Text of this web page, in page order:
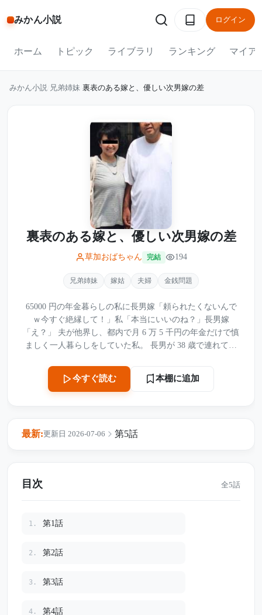
みかん小説 ログイン
ホーム トピック ライブラリ ランキング マイア
みかん小説 兄弟姉妹 裏表のある嫁と、優しい次男嫁の差
裏表のある嫁と、優しい次男嫁の差
草加おばちゃん 完結 194
兄弟姉妹 嫁姑 夫婦 金銭問題
65000 円の年金暮らしの私に長男嫁「頼られたくないんで
ｗ今すぐ絶縁して！」私「本当にいいのね？」長男嫁
「え？」 夫が他界し、都内で月 6 万 5 千円の年金だけで慎
ましく一人暮らしをしていた私。 長男が 38 歳で連れてき
のに、入籍祝いにルクルーゼの食器セットを渡した瞬間、
態度が一変した。 「結婚祝いは最低 100 万円の現金が普
通」 年金生活の私を貧乏人と見下し、ソファにふんぞり返
証人が必要で仕方なく彼女に来てもらった時も、「わざわ
後悔しないの？」と確認するも、彼女は「年金暮らしの貧
優しい次男嫁。車が故障し電車で大量の食材を運んでくれ
の車を見た絶縁済みの長男嫁が突然家に押しかけ、大声で
など買えるはずがない、私がお金を渡したのが許せないと
今すぐ読む 本棚に追加
最新: 第5話
更新日 2026-07-06
目次 全5話
1. 第1話
2. 第2話
3. 第3話
4. 第4話